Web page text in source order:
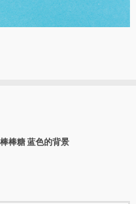
棒糖 蓝色的背景